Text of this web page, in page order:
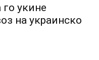
укине
на украинско